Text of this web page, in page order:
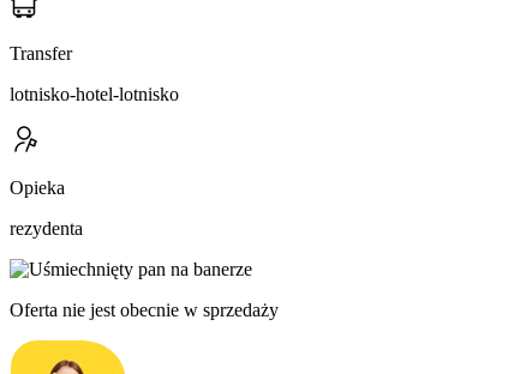
Transfer
lotnisko-hotel-lotnisko
Opieka
rezydenta
Oferta nie jest obecnie w sprzedaży